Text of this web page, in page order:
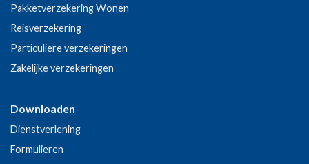
Pakketverzekering Wonen
Reisverzekering
Particuliere verzekeringen
Zakelijke verzekeringen
Downloaden
Dienstverlening
Formulieren